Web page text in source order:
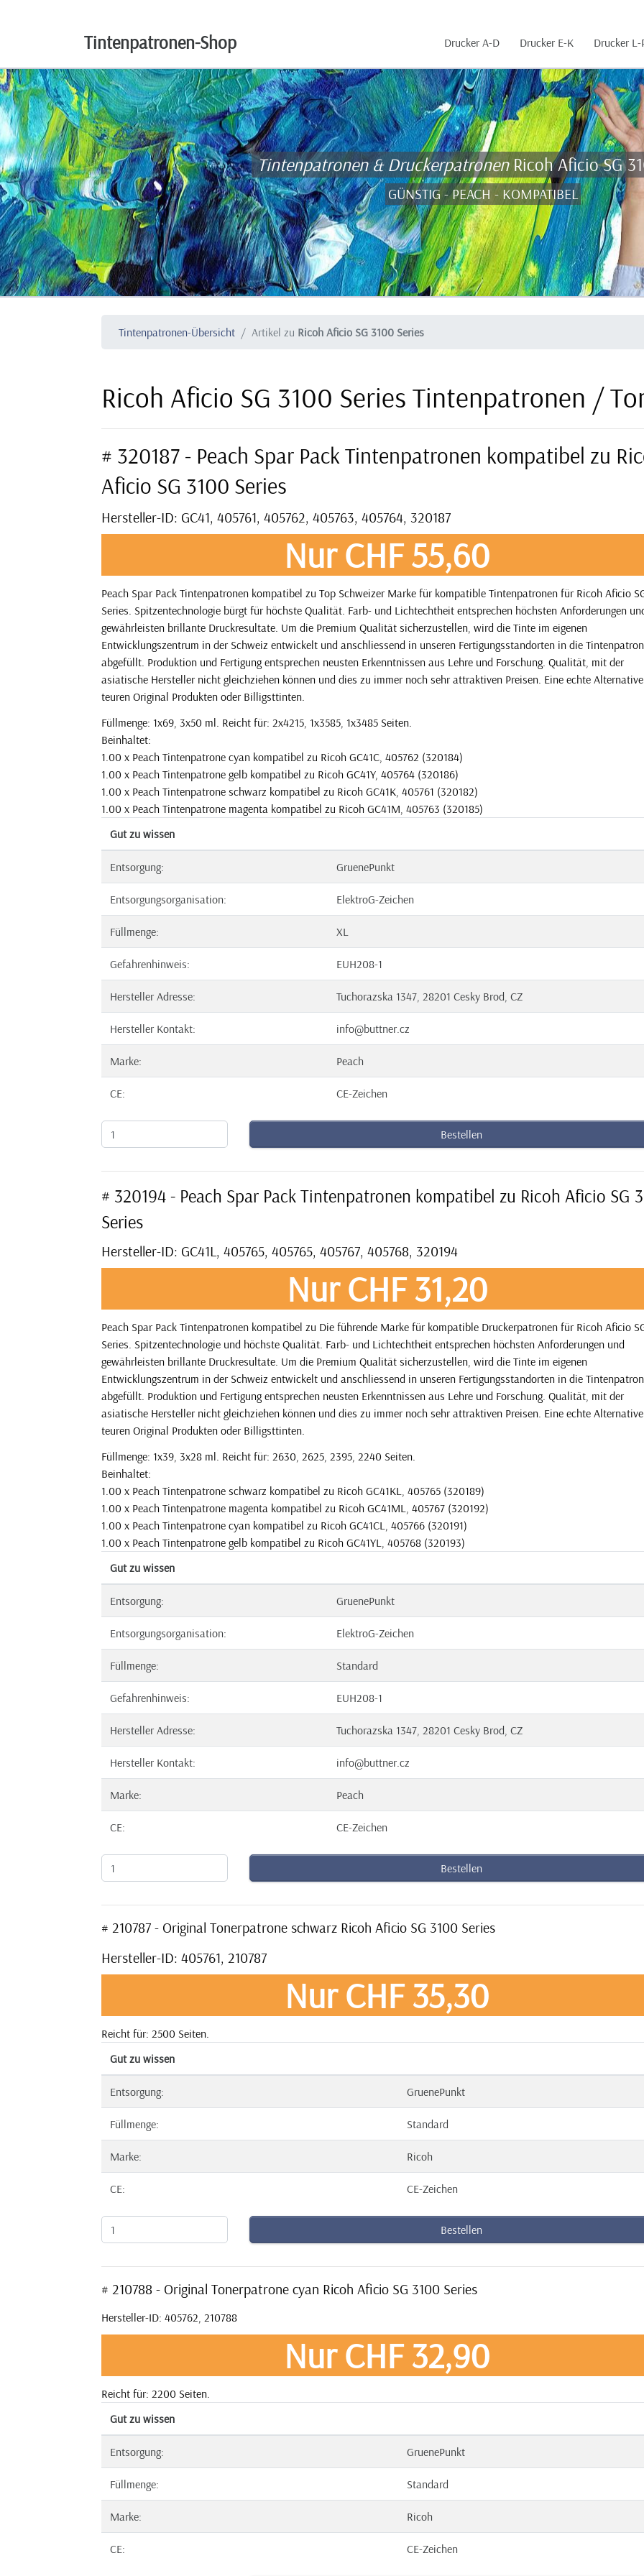
Tintenpatronen-Shop Drucker A-D Drucker E-K Drucker L-
Tintenpatronen & Druckerpatronen Ricoh Aficio SG
GÜNSTIG - PEACH - KOMPATIBEL
Tintenpatronen-Übersicht Artikel zu Ricoh Aficio SG 3100 Series
Ricoh Aficio SG 3100 Series Tintenpatronen /
# 320187 - Peach Spar Pack Tintenpatronen kompatibel zu
Aficio SG 3100 Series
Hersteller-ID: GC41, 405761, 405762, 405763, 405764, 320187
Nur CHF 55,60
Peach Spar Pack Tintenpatronen kompatibel zu Top Schweizer Marke für kompatible Tintenpatronen für Ricoh Aficio
Series. Spitzentechnologie bürgt für höchste Qualität. Farb- und Lichtechtheit entsprechen höchsten Anforderungen
gewährleisten brillante Druckresultate. Um die Premium Qualität sicherzustellen, wird die Tinte im eigenen
Entwicklungszentrum in der Schweiz entwickelt und anschliessend in unseren Fertigungsstandorten in die
abgefüllt. Produktion und Fertigung entsprechen neusten Erkenntnissen aus Lehre und Forschung. Qualität, mit der
asiatische Hersteller nicht gleichziehen können und dies zu immer noch sehr attraktiven Preisen. Eine echte
teuren Original Produkten oder Billigsttinten.
Füllmenge: 1x69, 3x50 ml. Reicht für: 2x4215, 1x3585, 1x3485 Seiten.
Beinhaltet:
1.00 x Peach Tintenpatrone cyan kompatibel zu Ricoh GC41C, 405762 (320184)
1.00 x Peach Tintenpatrone gelb kompatibel zu Ricoh GC41Y, 405764 (320186)
1.00 x Peach Tintenpatrone schwarz kompatibel zu Ricoh GC41K, 405761 (320182)
1.00 x Peach Tintenpatrone magenta kompatibel zu Ricoh GC41M, 405763 (320185)
Gut zu wissen
Entsorgung: GruenePunkt
Entsorgungsorganisation: ElektroG-Zeichen
Füllmenge: XL
Gefahrenhinweis: EUH208-1
Hersteller Adresse: Tuchorazska 1347, 28201 Cesky Brod, CZ
Hersteller Kontakt: info@buttner.cz
Marke: Peach
CE: CE-Zeichen
Bestellen
# 320194 - Peach Spar Pack Tintenpatronen kompatibel zu Ricoh Aficio SG
Series
Hersteller-ID: GC41L, 405765, 405765, 405767, 405768, 320194
Nur CHF 31,20
Peach Spar Pack Tintenpatronen kompatibel zu Die führende Marke für kompatible Druckerpatronen für Ricoh Aficio
Series. Spitzentechnologie und höchste Qualität. Farb- und Lichtechtheit entsprechen höchsten Anforderungen und
gewährleisten brillante Druckresultate. Um die Premium Qualität sicherzustellen, wird die Tinte im eigenen
Entwicklungszentrum in der Schweiz entwickelt und anschliessend in unseren Fertigungsstandorten in die
abgefüllt. Produktion und Fertigung entsprechen neusten Erkenntnissen aus Lehre und Forschung. Qualität, mit der
asiatische Hersteller nicht gleichziehen können und dies zu immer noch sehr attraktiven Preisen. Eine echte
teuren Original Produkten oder Billigsttinten.
Füllmenge: 1x39, 3x28 ml. Reicht für: 2630, 2625, 2395, 2240 Seiten.
Beinhaltet:
1.00 x Peach Tintenpatrone schwarz kompatibel zu Ricoh GC41KL, 405765 (320189)
1.00 x Peach Tintenpatrone magenta kompatibel zu Ricoh GC41ML, 405767 (320192)
1.00 x Peach Tintenpatrone cyan kompatibel zu Ricoh GC41CL, 405766 (320191)
1.00 x Peach Tintenpatrone gelb kompatibel zu Ricoh GC41YL, 405768 (320193)
Gut zu wissen
Entsorgung: GruenePunkt
Entsorgungsorganisation: ElektroG-Zeichen
Füllmenge: Standard
Gefahrenhinweis: EUH208-1
Hersteller Adresse: Tuchorazska 1347, 28201 Cesky Brod, CZ
Hersteller Kontakt: info@buttner.cz
Marke: Peach
CE: CE-Zeichen
Bestellen
# 210787 - Original Tonerpatrone schwarz Ricoh Aficio SG 3100 Series
Hersteller-ID: 405761, 210787
Nur CHF 35,30
Reicht für: 2500 Seiten.
Gut zu wissen
Entsorgung: GruenePunkt
Füllmenge: Standard
Marke: Ricoh
CE: CE-Zeichen
Bestellen
# 210788 - Original Tonerpatrone cyan Ricoh Aficio SG 3100 Series
Hersteller-ID: 405762, 210788
Nur CHF 32,90
Reicht für: 2200 Seiten.
Gut zu wissen
Entsorgung: GruenePunkt
Füllmenge: Standard
Marke: Ricoh
CE: CE-Zeichen